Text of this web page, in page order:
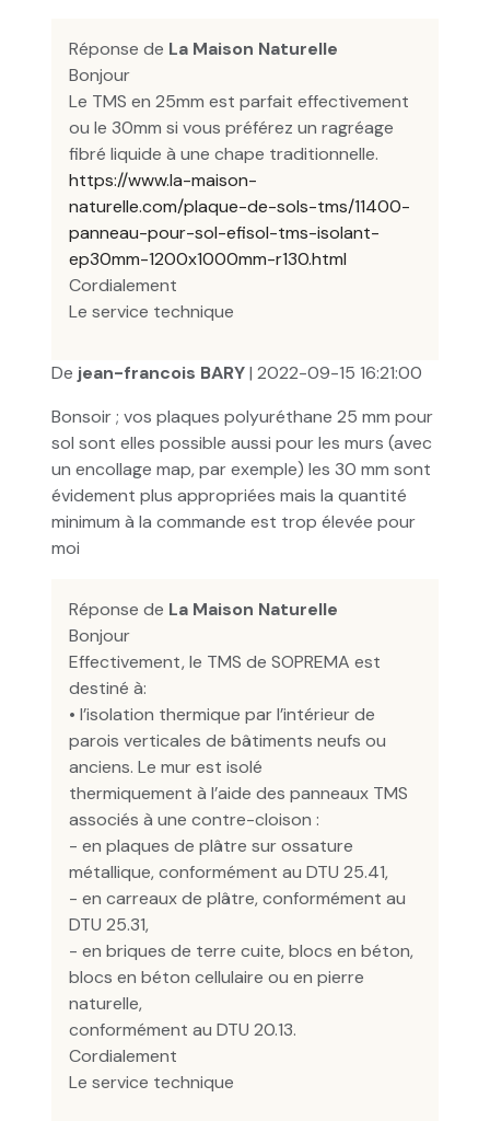
Réponse de La Maison Naturelle
Bonjour
Le TMS en 25mm est parfait effectivement
ou le 30mm si vous préférez un ragréage
fibré liquide à une chape traditionnelle.
https://www.la-maison-
naturelle.com/plaque-de-sols-tms/11400-
panneau-pour-sol-efisol-tms-isolant-
ep30mm-1200x1000mm-r130.html
Cordialement
Le service technique
De jean-francois BARY| 2022-09-15 16:21:00
Bonsoir ; vos plaques polyuréthane 25 mm pour
sol sont elles possible aussi pour les murs (avec
un encollage map, par exemple) les 30 mm sont
évidement plus appropriées mais la quantité
minimum à la commande est trop élevée pour
moi
Réponse de La Maison Naturelle
Bonjour
Effectivement, le TMS de SOPREMA est
destiné à:
• l’isolation thermique par l’intérieur de
parois verticales de bâtiments neufs ou
anciens. Le mur est isolé
thermiquement à l’aide des panneaux TMS
associés à une contre-cloison :
- en plaques de plâtre sur ossature
métallique, conformément au DTU 25.41,
- en carreaux de plâtre, conformément au
DTU 25.31,
- en briques de terre cuite, blocs en béton,
blocs en béton cellulaire ou en pierre
naturelle,
conformément au DTU 20.13.
Cordialement
Le service technique